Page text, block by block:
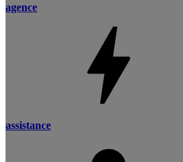
agence
assistance